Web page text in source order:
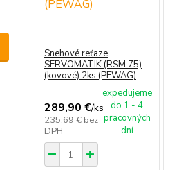
Snehové reťaze
SERVOMATIK (RSM 75)
(kovové) 2ks (PEWAG)
289,90 €/ks
235,69 € bez
DPH
expedujeme
do 1 - 4
pracovných
dní